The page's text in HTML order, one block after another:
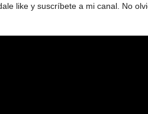
like y suscríbete a mi canal. No